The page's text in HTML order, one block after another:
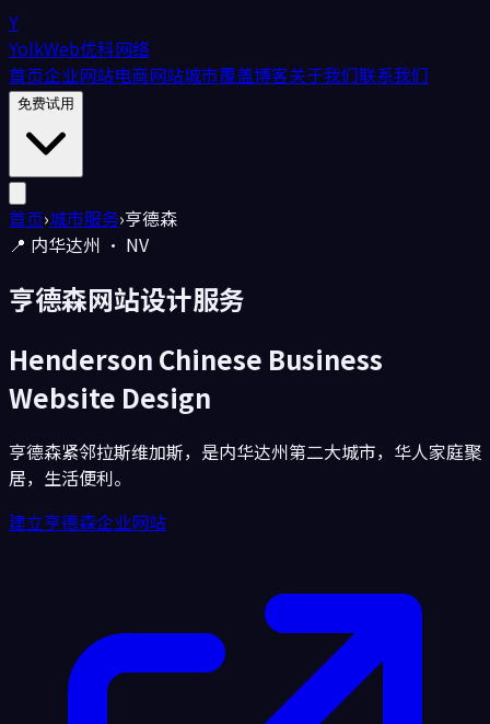
Y
YolkWeb优科网络
首页企业网站电商网站城市覆盖博客关于我们联系我们
免费试用
首页›城市服务›亨德森
📍 内华达州 · NV
亨德森网站设计服务
Henderson Chinese Business
Website Design
亨德森紧邻拉斯维加斯，是内华达州第二大城市，华人家庭聚
居，生活便利。
建立亨德森企业网站